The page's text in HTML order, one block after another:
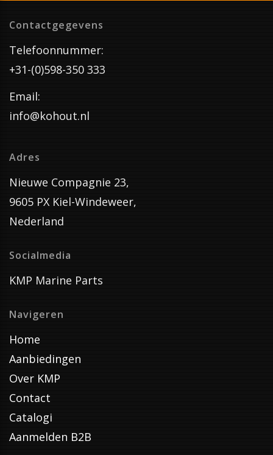
Contactgegevens
Telefoonnummer:
+31-(0)598-350 333
Email:
info@kohout.nl
Adres
Nieuwe Compagnie 23,
9605 PX Kiel-Windeweer,
Nederland
Socialmedia
KMP Marine Parts
Navigeren
Home
Aanbiedingen
Over KMP
Contact
Catalogi
Aanmelden B2B